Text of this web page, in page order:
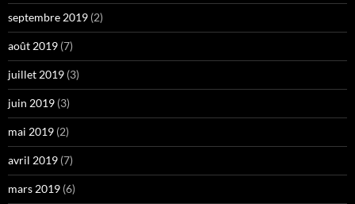
septembre 2019 (2)
août 2019 (7)
juillet 2019 (3)
juin 2019 (3)
mai 2019 (2)
avril 2019 (7)
mars 2019 (6)